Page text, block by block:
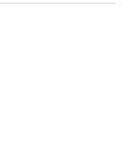
bezieht
Monats.